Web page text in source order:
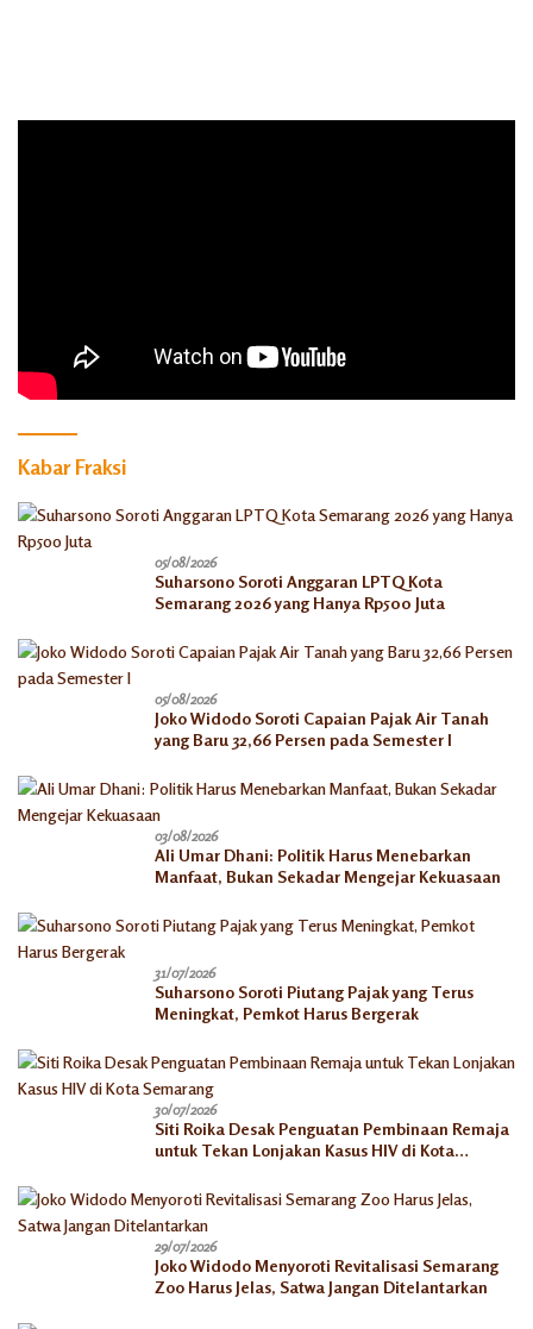
Kabar Fraksi
05/08/2026
Suharsono Soroti Anggaran LPTQ Kota
Semarang 2026 yang Hanya Rp500 Juta
05/08/2026
Joko Widodo Soroti Capaian Pajak Air Tanah
yang Baru 32,66 Persen pada Semester I
03/08/2026
Ali Umar Dhani: Politik Harus Menebarkan
Manfaat, Bukan Sekadar Mengejar Kekuasaan
31/07/2026
Suharsono Soroti Piutang Pajak yang Terus
Meningkat, Pemkot Harus Bergerak
30/07/2026
Siti Roika Desak Penguatan Pembinaan Remaja
untuk Tekan Lonjakan Kasus HIV di Kota
29/07/2026
Joko Widodo Menyoroti Revitalisasi Semarang
Zoo Harus Jelas, Satwa Jangan Ditelantarkan